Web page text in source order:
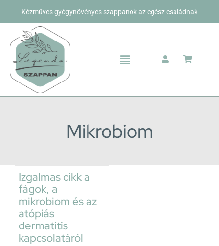
Kihagyás
Kézműves gyógynövényes szappanok az egész családnak
Toggle
Bolt
Mikrobiom
Izgalmas cikk a
fágok, a
mikrobiom és az
atópiás
dermatitis
kapcsolatáról